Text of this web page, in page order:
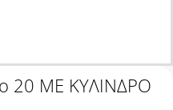
20 ΜΕ ΚΥΛΙΝΔΡΟ